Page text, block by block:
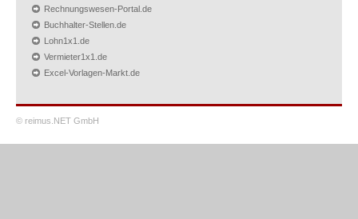
Rechnungswesen-Portal.de
Buchhalter-Stellen.de
Lohn1x1.de
Vermieter1x1.de
Excel-Vorlagen-Markt.de
© reimus.NET GmbH